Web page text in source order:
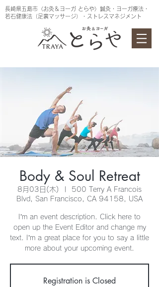
長崎県五島市〈お灸＆ヨーガ とらや〉鍼灸・ヨーガ療法・
若石健康法（足裏マッサージ）・ストレスマネジメント
Body & Soul Retreat
8月03日(木)
500 Terry A Francois
Blvd, San Francisco, CA 94158, USA
I’m an event description. Click here to
open up the Event Editor and change my
text. I’m a great place for you to say a little
more about your upcoming event.
Registration is Closed